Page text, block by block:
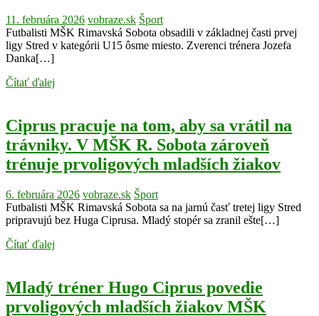
11. februára 2026 vobraze.sk Šport
Futbalisti MŠK Rimavská Sobota obsadili v základnej časti prvej
ligy Stred v kategórii U15 ôsme miesto. Zverenci trénera Jozefa
Danka[…]
Čítať ďalej
Ciprus pracuje na tom, aby sa vrátil na
trávniky. V MŠK R. Sobota zároveň
trénuje prvoligových mladších žiakov
6. februára 2026 vobraze.sk Šport
Futbalisti MŠK Rimavská Sobota sa na jarnú časť tretej ligy Stred
pripravujú bez Huga Ciprusa. Mladý stopér sa zranil ešte[…]
Čítať ďalej
Mladý tréner Hugo Ciprus povedie
prvoligových mladších žiakov MŠK